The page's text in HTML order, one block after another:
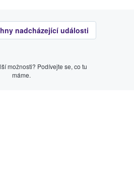
nadcházející události
možnosti? Podívejte se, co tu
máme.